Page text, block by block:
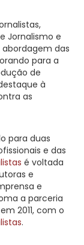
Jornalismo e
das
para a
de
à
as
para duas
e das
é voltada
e
e
a parceria
2011, com o
.